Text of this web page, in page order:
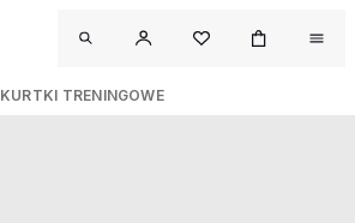
KURTKI TRENINGOWE